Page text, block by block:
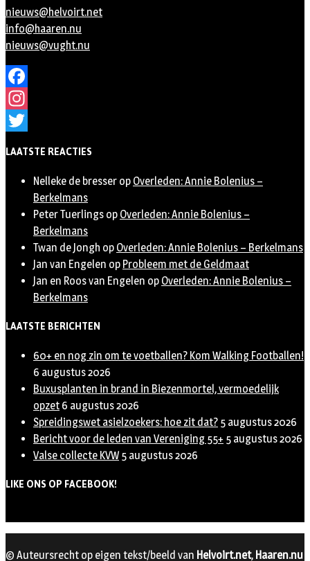
nieuws@helvoirt.net
info@haaren.nu
nieuws@vught.nu
Facebook
Instagram
LAATSTE REACTIES
Nelleke de bresser op Overleden: Annie Bolenius –
Berkelmans
Peter Tuerlings op Overleden: Annie Bolenius –
Berkelmans
Twan de Jongh op Overleden: Annie Bolenius – Berkelmans
Jan van Engelen op Probleem met de Geldmaat
Jan en Roos van Engelen op Overleden: Annie Bolenius –
Berkelmans
LAATSTE BERICHTEN
60+ en nog zin om te voetballen? Kom Walking Footballen!
6 augustus 2026
Buxusplanten in brand in Biezenmortel, vermoedelijk
opzet 6 augustus 2026
Spreidingswet asielzoekers: hoe zit dat? 5 augustus 2026
Bericht voor de leden van Vereniging 55+ 5 augustus 2026
Valse collecte KVW 5 augustus 2026
LIKE ONS OP FACEBOOK!
© Auteursrecht op eigen tekst/beeld van Helvoirt.net, Haaren.nu